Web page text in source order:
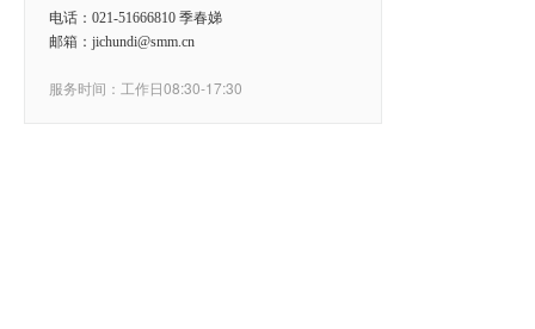
电话：021-51666810 季春娣
邮箱：jichundi@smm.cn
服务时间：工作日08:30-17:30